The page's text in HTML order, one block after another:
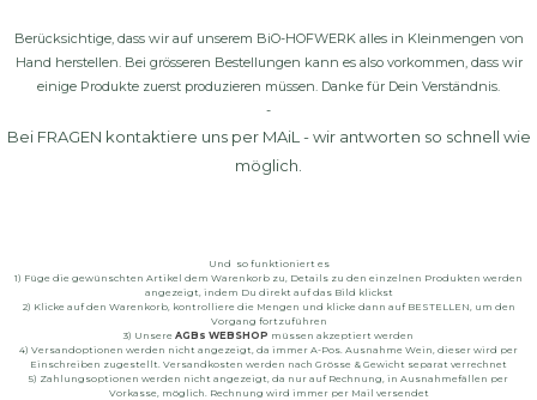
Berücksichtige, dass wir auf unserem BiO-HOFWERK alles in Kleinmengen von
Hand herstellen. Bei grösseren Bestellungen kann es also vorkommen, dass wir
einige Produkte zuerst produzieren müssen. Danke für Dein Verständnis.
-
Bei FRAGEN kontaktiere uns per MAiL - wir antworten so schnell wie
möglich.
Und so funktioniert es
1) Füge die gewünschten Artikel dem Warenkorb zu, Details zu den einzelnen Produkten werden
angezeigt, indem Du direkt auf das Bild klickst
2) Klicke auf den Warenkorb, kontrolliere die Mengen und klicke dann auf BESTELLEN, um den
Vorgang fortzuführen
3) Unsere AGBs WEBSHOP müssen akzeptiert werden
4) Versandoptionen werden nicht angezeigt, da immer A-Pos. Ausnahme Wein, dieser wird per
Einschreiben zugestellt. Versandkosten werden nach Grösse & Gewicht separat verrechnet
5) Zahlungsoptionen werden nicht angezeigt, da nur auf Rechnung, in Ausnahmefällen per
Vorkasse, möglich. Rechnung wird immer per Mail versendet